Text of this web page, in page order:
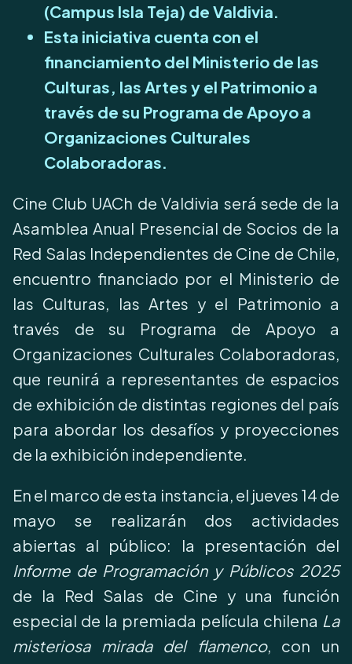
(Campus Isla Teja) de Valdivia.
Esta iniciativa cuenta con el
financiamiento del Ministerio de las
Culturas, las Artes y el Patrimonio a
través de su Programa de Apoyo a
Organizaciones Culturales
Colaboradoras.
Cine Club UACh de Valdivia será sede de la
Asamblea Anual Presencial de Socios de la
Red Salas Independientes de Cine de Chile,
encuentro financiado por el Ministerio de
las Culturas, las Artes y el Patrimonio a
través de su Programa de Apoyo a
Organizaciones Culturales Colaboradoras,
que reunirá a representantes de espacios
de exhibición de distintas regiones del país
para abordar los desafíos y proyecciones
de la exhibición independiente.
En el marco de esta instancia, el jueves 14 de
mayo se realizarán dos actividades
abiertas al público: la presentación del
Informe de Programación y Públicos 2025
de la Red Salas de Cine y una función
especial de la premiada película chilena La
misteriosa mirada del flamenco, con un